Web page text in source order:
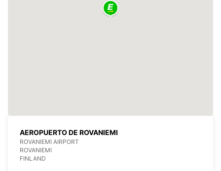
AEROPUERTO DE ROVANIEMI
ROVANIEMI AIRPORT
ROVANIEMI
FINLAND